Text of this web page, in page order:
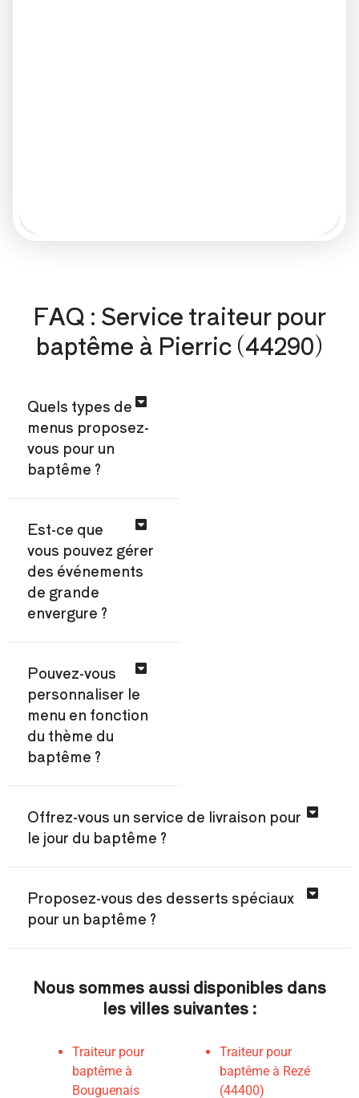
FAQ : Service traiteur pour
baptême à Pierric (44290)
Quels types de
menus proposez-
vous pour un
baptême ?
Est-ce que
vous pouvez gérer
des événements
de grande
envergure ?
Pouvez-vous
personnaliser le
menu en fonction
du thème du
baptême ?
Offrez-vous un service de livraison pour
le jour du baptême ?
Proposez-vous des desserts spéciaux
pour un baptême ?
Nous sommes aussi disponibles dans
les villes suivantes :
Traiteur pour
baptême à
Bouguenais
Traiteur pour
baptême à Rezé
(44400)